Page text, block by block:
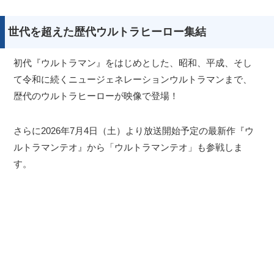
世代を超えた歴代ウルトラヒーロー集結
初代『ウルトラマン』をはじめとした、昭和、平成、そし
て令和に続くニュージェネレーションウルトラマンまで、
歴代のウルトラヒーローが映像で登場！
さらに2026年7月4日（土）より放送開始予定の最新作『ウ
ルトラマンテオ』から「ウルトラマンテオ」も参戦しま
す。